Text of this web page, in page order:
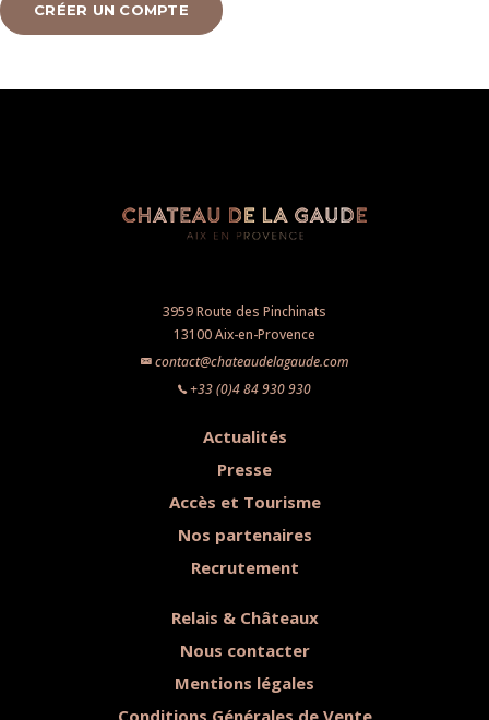
CRÉER UN COMPTE
3959 Route des Pinchinats
13100 Aix-en-Provence
contact@chateaudelagaude.com
+33 (0)4 84 930 930
Actualités
Presse
Accès et Tourisme
Nos partenaires
Recrutement
Relais & Châteaux
Nous contacter
Mentions légales
Conditions Générales de Vente